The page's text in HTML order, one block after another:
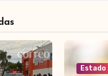
Estado